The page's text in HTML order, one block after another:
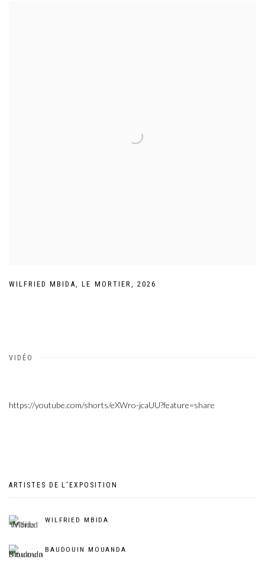
WILFRIED MBIDA ,LE MORTIER 2026
VIDÉO
https://youtube.com/shorts/eXWro-jcaUU?feature=share
ARTISTES DE L'EXPOSITION
WILFRIED MBIDA
BAUDOUIN MOUANDA